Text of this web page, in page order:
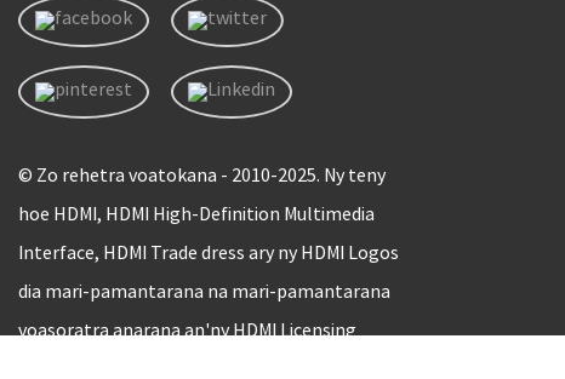
© Zo rehetra voatokana - 2010-2025. Ny teny
hoe HDMI, HDMI High-Definition Multimedia
Interface, HDMI Trade dress ary ny HDMI Logos
dia mari-pamantarana na mari-pamantarana
voasoratra anarana an'ny HDMI Licensing